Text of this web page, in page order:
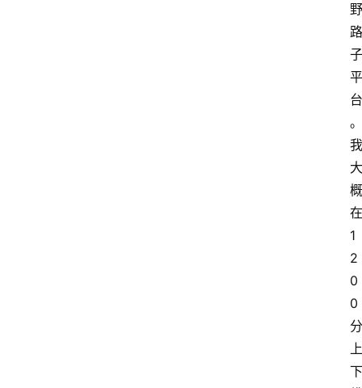
野
路
子
平
台
。
我
大
概
在
1
2
0
0
分
上
下